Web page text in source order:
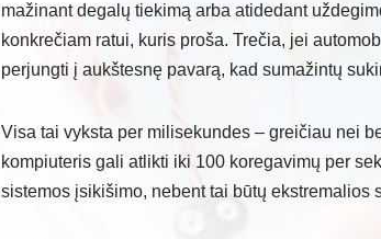
mažinant degalų tiekimą arba atidedant
konkrečiam ratui, kuris proša. Trečia, jei
perjungti į aukštesnę pavarą, kad sumažintų
Visa tai vyksta per milisekundes – greičiau nei
kompiuteris gali atlikti iki 100 koregavimų per
sistemos įsikišimo, nebent tai būtų ekstremalios